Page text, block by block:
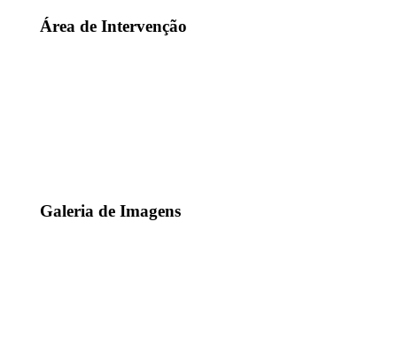
Área de Intervenção
Galeria de Imagens